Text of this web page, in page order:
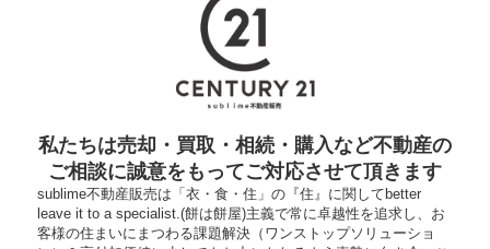
私たちは売却・買取・相続・購入など不動産の
ご相談に誠意をもってご対応させて頂きます
sublime不動産販売は「衣・食・住」の『住』に関してbetter
leave it to a specialist.(餅は餅屋)主義で常に卓越性を追求し、お
客様の住まいにまつわる課題解決（ワンストップソリューショ